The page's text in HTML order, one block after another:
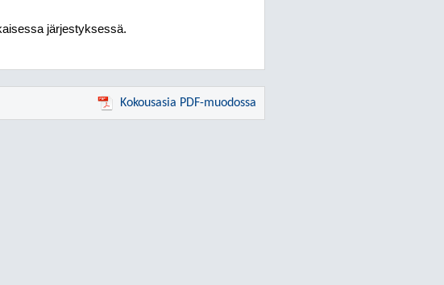
järjestyksessä.
Kokousasia PDF-muodossa